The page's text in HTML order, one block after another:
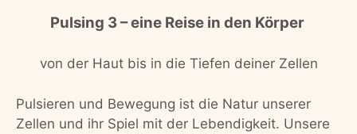
Pulsing 3 – eine Reise in den Körper
von der Haut bis in die Tiefen deiner Zellen
Pulsieren und Bewegung ist die Natur unserer
Zellen und ihr Spiel mit der Lebendigkeit. Unsere